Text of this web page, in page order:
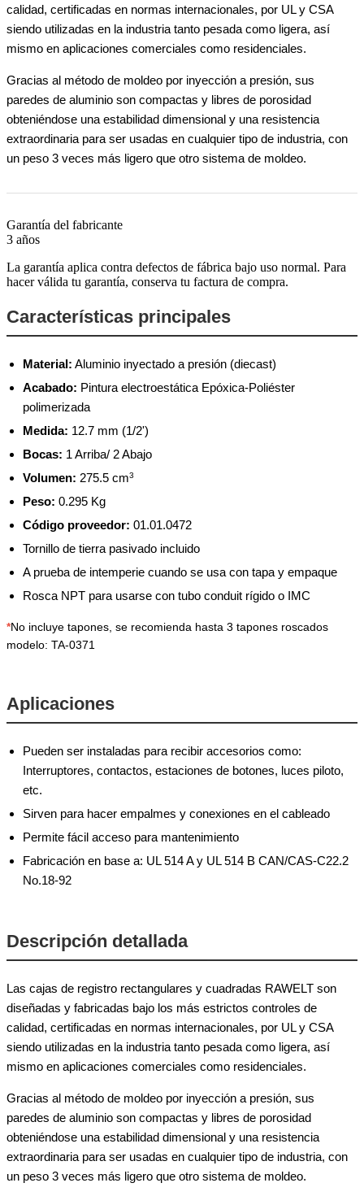
calidad, certificadas en normas internacionales, por UL y CSA
siendo utilizadas en la industria tanto pesada como ligera, así
mismo en aplicaciones comerciales como residenciales.
Gracias al método de moldeo por inyección a presión, sus
paredes de aluminio son compactas y libres de porosidad
obteniéndose una estabilidad dimensional y una resistencia
extraordinaria para ser usadas en cualquier tipo de industria, con
un peso 3 veces más ligero que otro sistema de moldeo.
Garantía del fabricante
3 años
La garantía aplica contra defectos de fábrica bajo uso normal. Para
hacer válida tu garantía, conserva tu factura de compra.
Características principales
Material: Aluminio inyectado a presión (diecast)
Acabado: Pintura electroestática Epóxica-Poliéster
polimerizada
Medida: 12.7 mm (1/2')
Bocas: 1 Arriba/ 2 Abajo
Volumen: 275.5 cm3
Peso: 0.295 Kg
Código proveedor: 01.01.0472
Tornillo de tierra pasivado incluido
A prueba de intemperie cuando se usa con tapa y empaque
Rosca NPT para usarse con tubo conduit rígido o IMC
*No incluye tapones, se recomienda hasta 3 tapones roscados
modelo: TA-0371
Aplicaciones
Pueden ser instaladas para recibir accesorios como:
Interruptores, contactos, estaciones de botones, luces piloto,
etc.
Sirven para hacer empalmes y conexiones en el cableado
Permite fácil acceso para mantenimiento
Fabricación en base a: UL 514 A y UL 514 B CAN/CAS-C22.2
No.18-92
Descripción detallada
Las cajas de registro rectangulares y cuadradas RAWELT son
diseñadas y fabricadas bajo los más estrictos controles de
calidad, certificadas en normas internacionales, por UL y CSA
siendo utilizadas en la industria tanto pesada como ligera, así
mismo en aplicaciones comerciales como residenciales.
Gracias al método de moldeo por inyección a presión, sus
paredes de aluminio son compactas y libres de porosidad
obteniéndose una estabilidad dimensional y una resistencia
extraordinaria para ser usadas en cualquier tipo de industria, con
un peso 3 veces más ligero que otro sistema de moldeo.